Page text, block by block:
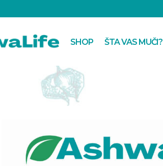
SHOP ŠTA VAS MUČI?